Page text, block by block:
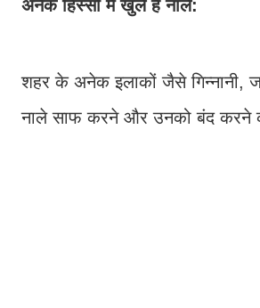
अनेक हिस्सों में खुले है नाले:
शहर के अनेक इलाकों जैसे गिन्नानी,
नाले साफ करने और उनको बंद करने